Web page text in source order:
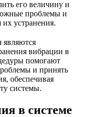
его величину и
проблемы и
устранения.
являются
вибрации в
помогают
и принять
обеспечивая
системы.
в системе